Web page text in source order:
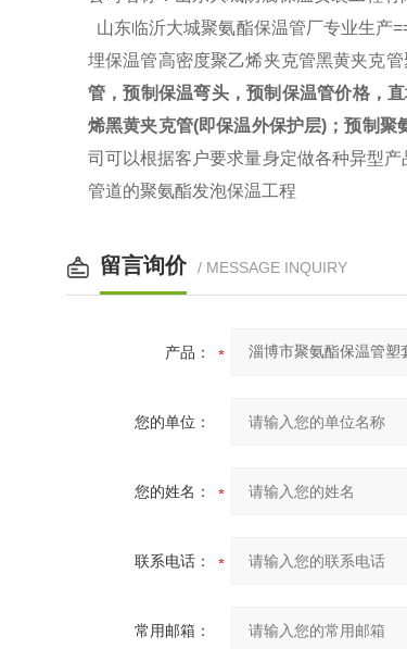
山东临沂大城聚氨酯保温管厂专业生产
埋保温管高密度聚乙烯夹克管黑黄夹克
管，预制保温弯头，预制保温管价格，
烯黑黄夹克管(即保温外保护层)；预制
司可以根据客户要求量身定做各种异型
管道的聚氨酯发泡保温工程
留言询价 / MESSAGE INQUIRY
产品：
您的单位：
您的姓名：
联系电话：
常用邮箱：